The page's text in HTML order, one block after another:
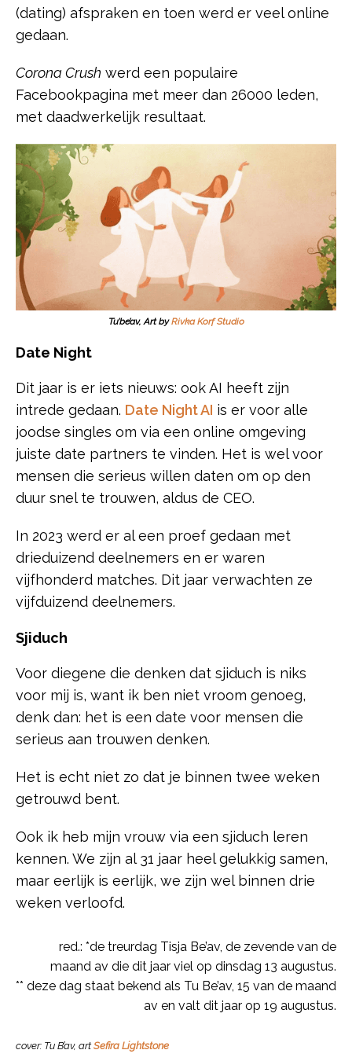
(dating) afspraken en toen werd er veel online
gedaan.
Corona Crush werd een populaire
Facebookpagina met meer dan 26000 leden,
met daadwerkelijk resultaat.
Tu’be’av, Art byRivka Korf Studio
Date Night
Dit jaar is er iets nieuws: ook AI heeft zijn
intrede gedaan. Date Night AI is er voor alle
joodse singles om via een online omgeving
juiste date partners te vinden. Het is wel voor
mensen die serieus willen daten om op den
duur snel te trouwen, aldus de CEO.
In 2023 werd er al een proef gedaan met
drieduizend deelnemers en er waren
vijfhonderd matches. Dit jaar verwachten ze
vijfduizend deelnemers.
Sjiduch
Voor diegene die denken dat sjiduch is niks
voor mij is, want ik ben niet vroom genoeg,
denk dan: het is een date voor mensen die
serieus aan trouwen denken.
Het is echt niet zo dat je binnen twee weken
getrouwd bent.
Ook ik heb mijn vrouw via een sjiduch leren
kennen. We zijn al 31 jaar heel gelukkig samen,
maar eerlijk is eerlijk, we zijn wel binnen drie
weken verloofd.
red.: *de treurdag Tisja Be’av, de zevende van de
maand av die dit jaar viel op dinsdag 13 augustus.
** deze dag staat bekend als Tu Be’av, 15 van de maand
av en valt dit jaar op 19 augustus.
cover: Tu B’av, artSefira Lightstone